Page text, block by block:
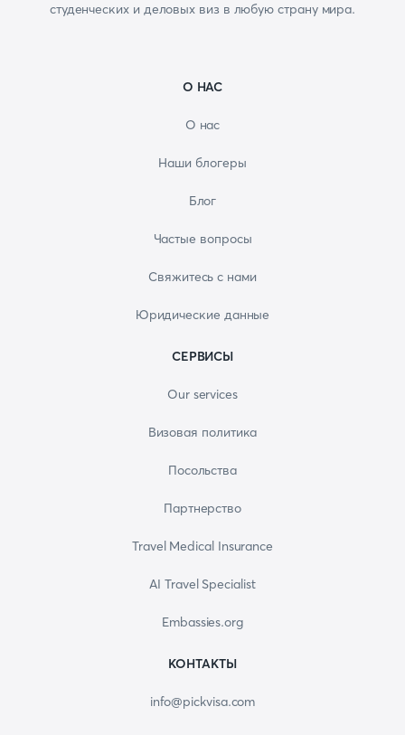
студенческих и деловых виз в любую страну мира.
О НАС
О нас
Наши блогеры
Блог
Частые вопросы
Свяжитесь с нами
Юридические данные
СЕРВИСЫ
Our services
Визовая политика
Посольства
Партнерство
Travel Medical Insurance
AI Travel Specialist
Embassies.org
КОНТАКТЫ
info@pickvisa.com